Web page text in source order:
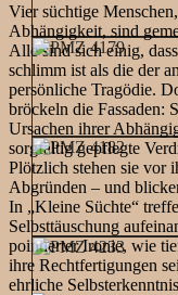
Vier süchtige
Abhängigkeit, sind
Alle sind sich einig,
schlimm ist als die der
persönliche Tragödie.
bröckeln die Fassaden:
Ursachen ihrer
sorgfältig gepflegte
Plötzlich stehen sie vor
Abgründen – und
In „Kleine Süchte“
Selbsttäuschung
pointierter Ironie, wie
ihre Rechtfertigungen
ehrliche